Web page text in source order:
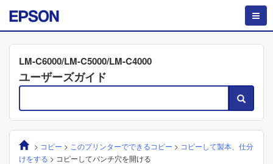
LM-C6000/LM-C5000/LM-C4000
ユーザーズガイド
> コピー > このプリンターでできるコピー > コピーして製本、仕分
けをする > コピーしてパンチ穴を開ける